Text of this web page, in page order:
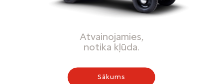
Atvainojamies,
notika kļūda.
Sākums